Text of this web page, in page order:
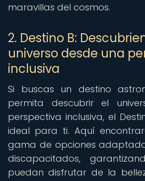
maravillas del cosmos.
2. Destino B:
universo desde una
inclusiva
Si buscas un destino
permita descubrir el
perspectiva inclusiva, el
ideal para ti. Aquí
gama de opciones
discapacitados,
puedan disfrutar de la